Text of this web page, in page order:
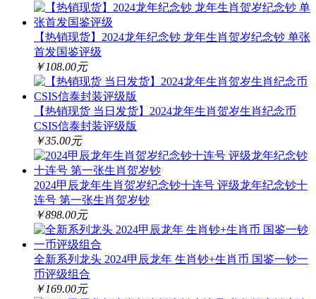
【热销现货】2024龙年纪念钞 龙年生肖贺岁纪念钞 单张
首发国鉴评级
￥108.00元
【热销现货 当日发货】2024龙年生肖贺岁生肖纪念币
CSIS信泰封装评级版
￥35.00元
2024甲辰龙年生肖贺岁纪念钞十连号 评级龙年纪念钞十
连号 第一张生肖贺岁钞
￥898.00元
全新系列龙头 2024甲辰龙年 生肖钞+生肖币 国鉴一钞一
币评级组合
￥169.00元